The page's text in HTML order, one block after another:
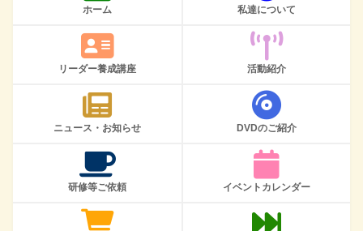
ホーム 私達について
リーダー養成講座 活動紹介
ニュース・お知らせ DVDのご紹介
研修等ご依頼 イベントカレンダー